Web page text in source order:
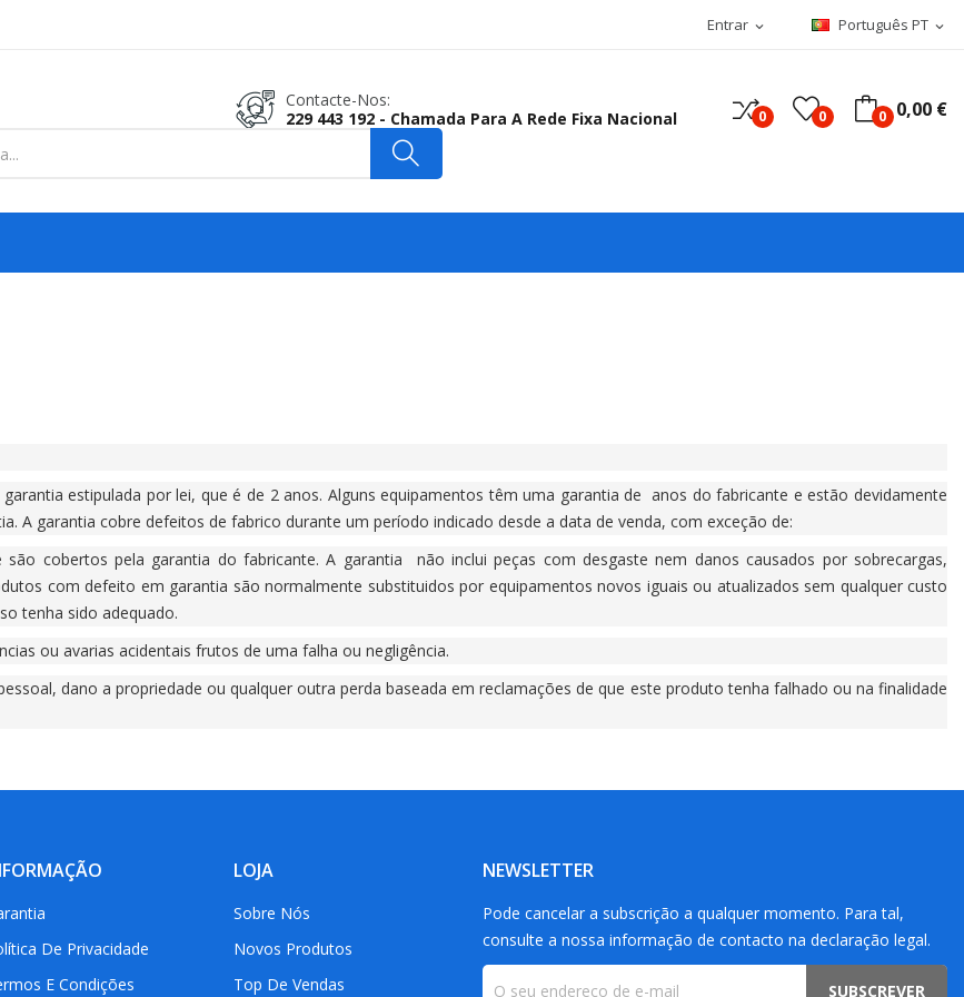
Português PT expand_more
Entrar expand_more
0 0,00 €
0
0
Contacte-Nos:
229 443 192 - Chamada Para A Rede Fixa Nacional
estipulada por lei, que é de 2 anos. Alguns equipamentos têm uma garantia de anos do fabricante e estão devidamente
A garantia cobre defeitos de fabrico durante um período indicado desde a data de venda, com exceção de:
são cobertos pela garantia do fabricante. A garantia não inclui peças com desgaste nem danos causados por sobrecargas,
com defeito em garantia são normalmente substituidos por equipamentos novos iguais ou atualizados sem qualquer custo
tenha sido adequado.
ou avarias acidentais frutos de uma falha ou negligência.
dano a propriedade ou qualquer outra perda baseada em reclamações de que este produto tenha falhado ou na finalidade
De Privacidade
E Condições
LOJA
Sobre Nós
Novos Produtos
Top De Vendas
NEWSLETTER
Pode cancelar a subscrição a qualquer momento. Para tal,
consulte a nossa informação de contacto na declaração legal.